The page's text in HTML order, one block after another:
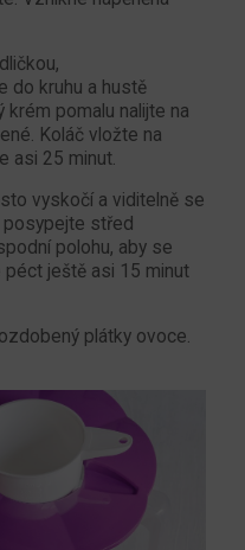
do kruhu a hustě
krém pomalu nalijte na
Koláč vložte na
asi 25 minut.
vyskočí a viditelně se
posypejte střed
polohu, aby se
ještě asi 15 minut
plátky ovoce.